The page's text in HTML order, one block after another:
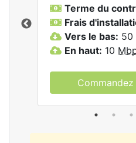
Terme du
Frais
Vers le bas: 50
En haut: 10